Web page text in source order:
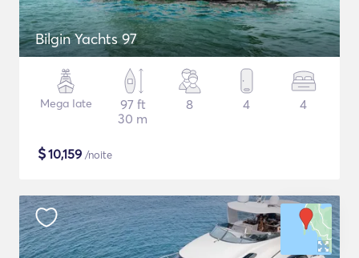
Bilgin Yachts 97
Mega Iate
97 ft
30 m
8 4 4
$10,159 /noite